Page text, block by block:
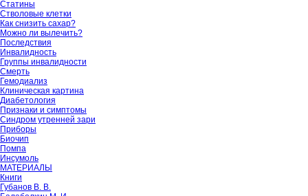
Статины
Стволовые клетки
Как снизить сахар?
Можно ли вылечить?
Последствия
Инвалидность
Группы инвалидности
Смерть
Гемодиализ
Клиническая картина
Диабетология
Признаки и симптомы
Синдром утренней зари
Приборы
Биочип
Помпа
Инсумоль
МАТЕРИАЛЫ
Книги
Губанов В. В.